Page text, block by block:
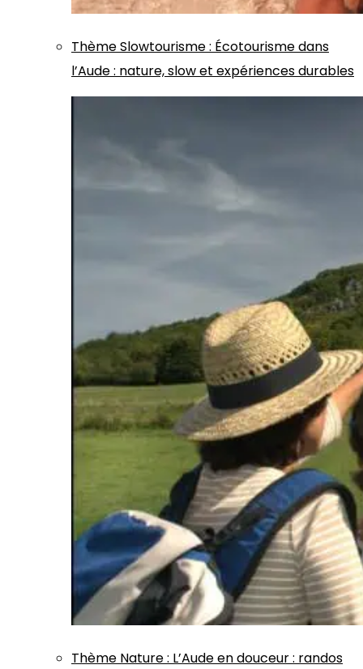
ThèmeSlowtourisme: Écotourisme dans
l’Aude : nature, slow et expériences durables
Thème Nature: L’Aude en douceur : randos